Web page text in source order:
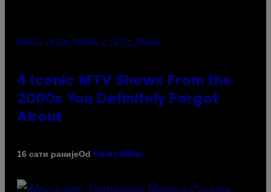
PHOTO: PETER KRAMER / GETTY IMAGES
4 Iconic MTV Shows From the
2000s You Definitely Forgot
About
16 сати ранијеOd Haley Miller